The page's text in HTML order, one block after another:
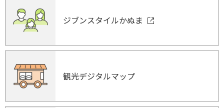
ジブンスタイルかぬま
観光デジタルマップ